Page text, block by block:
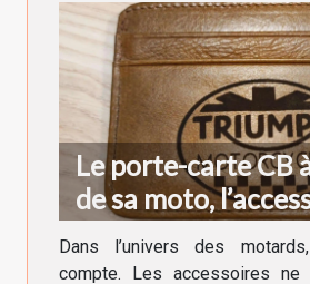
Le porte-carte CB
de sa moto,
indispensable du
Dans l’univers des
compte. Les accessoires